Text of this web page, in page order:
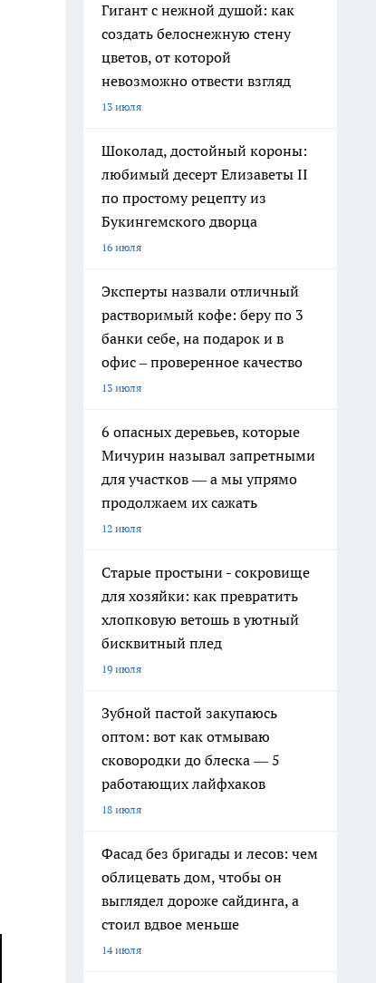
Гигант с нежной душой: как
создать белоснежную стену
цветов, от которой
невозможно отвести взгляд
13 июля
Шоколад, достойный короны:
любимый десерт Елизаветы II
по простому рецепту из
Букингемского дворца
16 июля
Эксперты назвали отличный
растворимый кофе: беру по 3
банки себе, на подарок и в
офис – проверенное качество
13 июля
6 опасных деревьев, которые
Мичурин называл запретными
для участков — а мы упрямо
продолжаем их сажать
12 июля
Старые простыни - сокровище
для хозяйки: как превратить
хлопковую ветошь в уютный
бисквитный плед
19 июля
Зубной пастой закупаюсь
оптом: вот как отмываю
сковородки до блеска — 5
работающих лайфхаков
18 июля
Фасад без бригады и лесов: чем
облицевать дом, чтобы он
выглядел дороже сайдинга, а
стоил вдвое меньше
14 июля